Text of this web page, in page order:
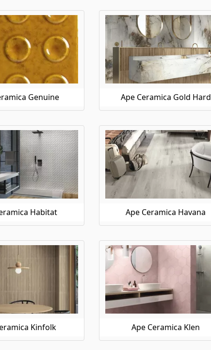
Genuine Ape Ceramica Gold Hard
Habitat Ape Ceramica Havana
Kinfolk Ape Ceramica Klen